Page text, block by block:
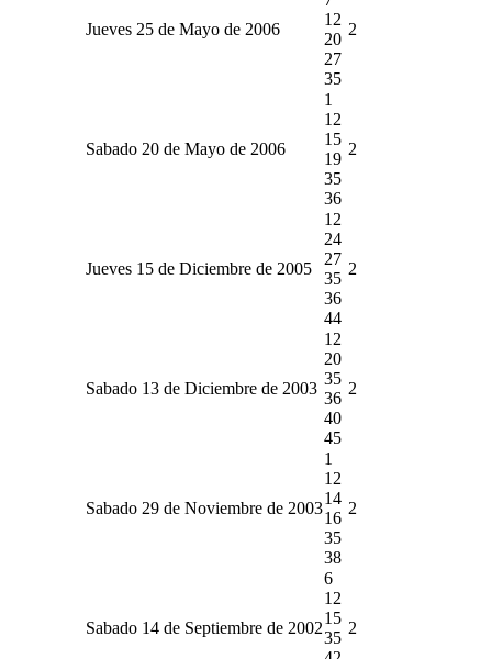
Jueves 25 de Mayo de 2006
12
20
27
35
2
Sabado 20 de Mayo de 2006
1
12
15
19
35
36
2
Jueves 15 de Diciembre de 2005
12
24
27
35
36
44
2
Sabado 13 de Diciembre de 2003
12
20
35
36
40
45
2
Sabado 29 de Noviembre de 2003
1
12
14
16
35
38
2
Sabado 14 de Septiembre de 2002
6
12
15
35
2